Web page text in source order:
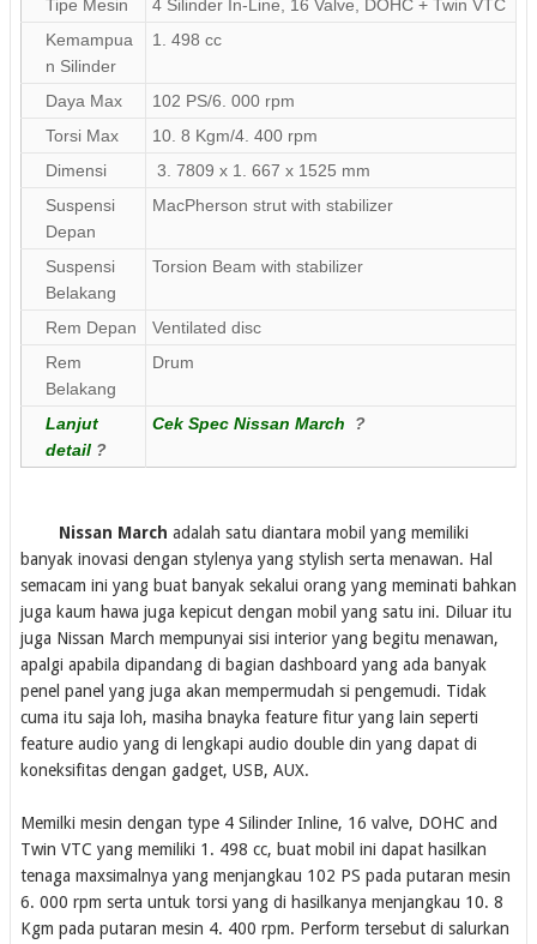
Tipe Mesin
4 Silinder In-Line, 16 Valve, DOHC + Twin VTC
Kemampua
n Silinder
1. 498 cc
Daya Max
102 PS/6. 000 rpm
Torsi Max
10. 8 Kgm/4. 400 rpm
Dimensi
3. 7809 x 1. 667 x 1525 mm
Suspensi
Depan
MacPherson strut with stabilizer
Suspensi
Belakang
Torsion Beam with stabilizer
Rem Depan
Ventilated disc
Rem
Belakang
Drum
Lanjut
detail ?
Cek Spec Nissan March ?
Nissan March adalah satu diantara mobil yang memiliki
banyak inovasi dengan stylenya yang stylish serta menawan. Hal
semacam ini yang buat banyak sekalui orang yang meminati bahkan
juga kaum hawa juga kepicut dengan mobil yang satu ini. Diluar itu
juga Nissan March mempunyai sisi interior yang begitu menawan,
apalgi apabila dipandang di bagian dashboard yang ada banyak
penel panel yang juga akan mempermudah si pengemudi. Tidak
cuma itu saja loh, masiha bnayka feature fitur yang lain seperti
feature audio yang di lengkapi audio double din yang dapat di
koneksifitas dengan gadget, USB, AUX.
Memilki mesin dengan type 4 Silinder Inline, 16 valve, DOHC and
Twin VTC yang memiliki 1. 498 cc, buat mobil ini dapat hasilkan
tenaga maxsimalnya yang menjangkau 102 PS pada putaran mesin
6. 000 rpm serta untuk torsi yang di hasilkanya menjangkau 10. 8
Kgm pada putaran mesin 4. 400 rpm. Perform tersebut di salurkan